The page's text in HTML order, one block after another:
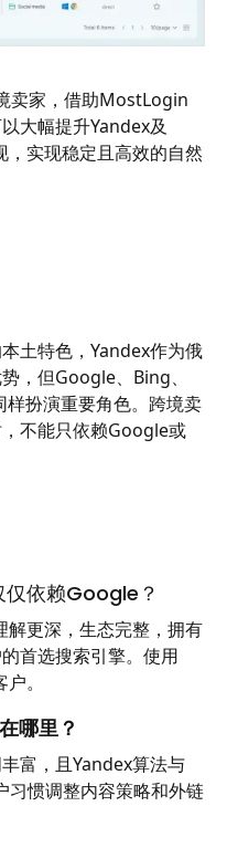
卖家，借助MostLogin
大幅提升Yandex及
，实现稳定且高效的自然
土特色，Yandex作为俄
，但Google、Bing、
扮演重要角色。跨境卖
不能只依赖Google或
依赖Google？
解更深，生态完整，拥有
首选搜索引擎。使用
。
哪里？
富，且Yandex算法与
习惯调整内容策略和外链